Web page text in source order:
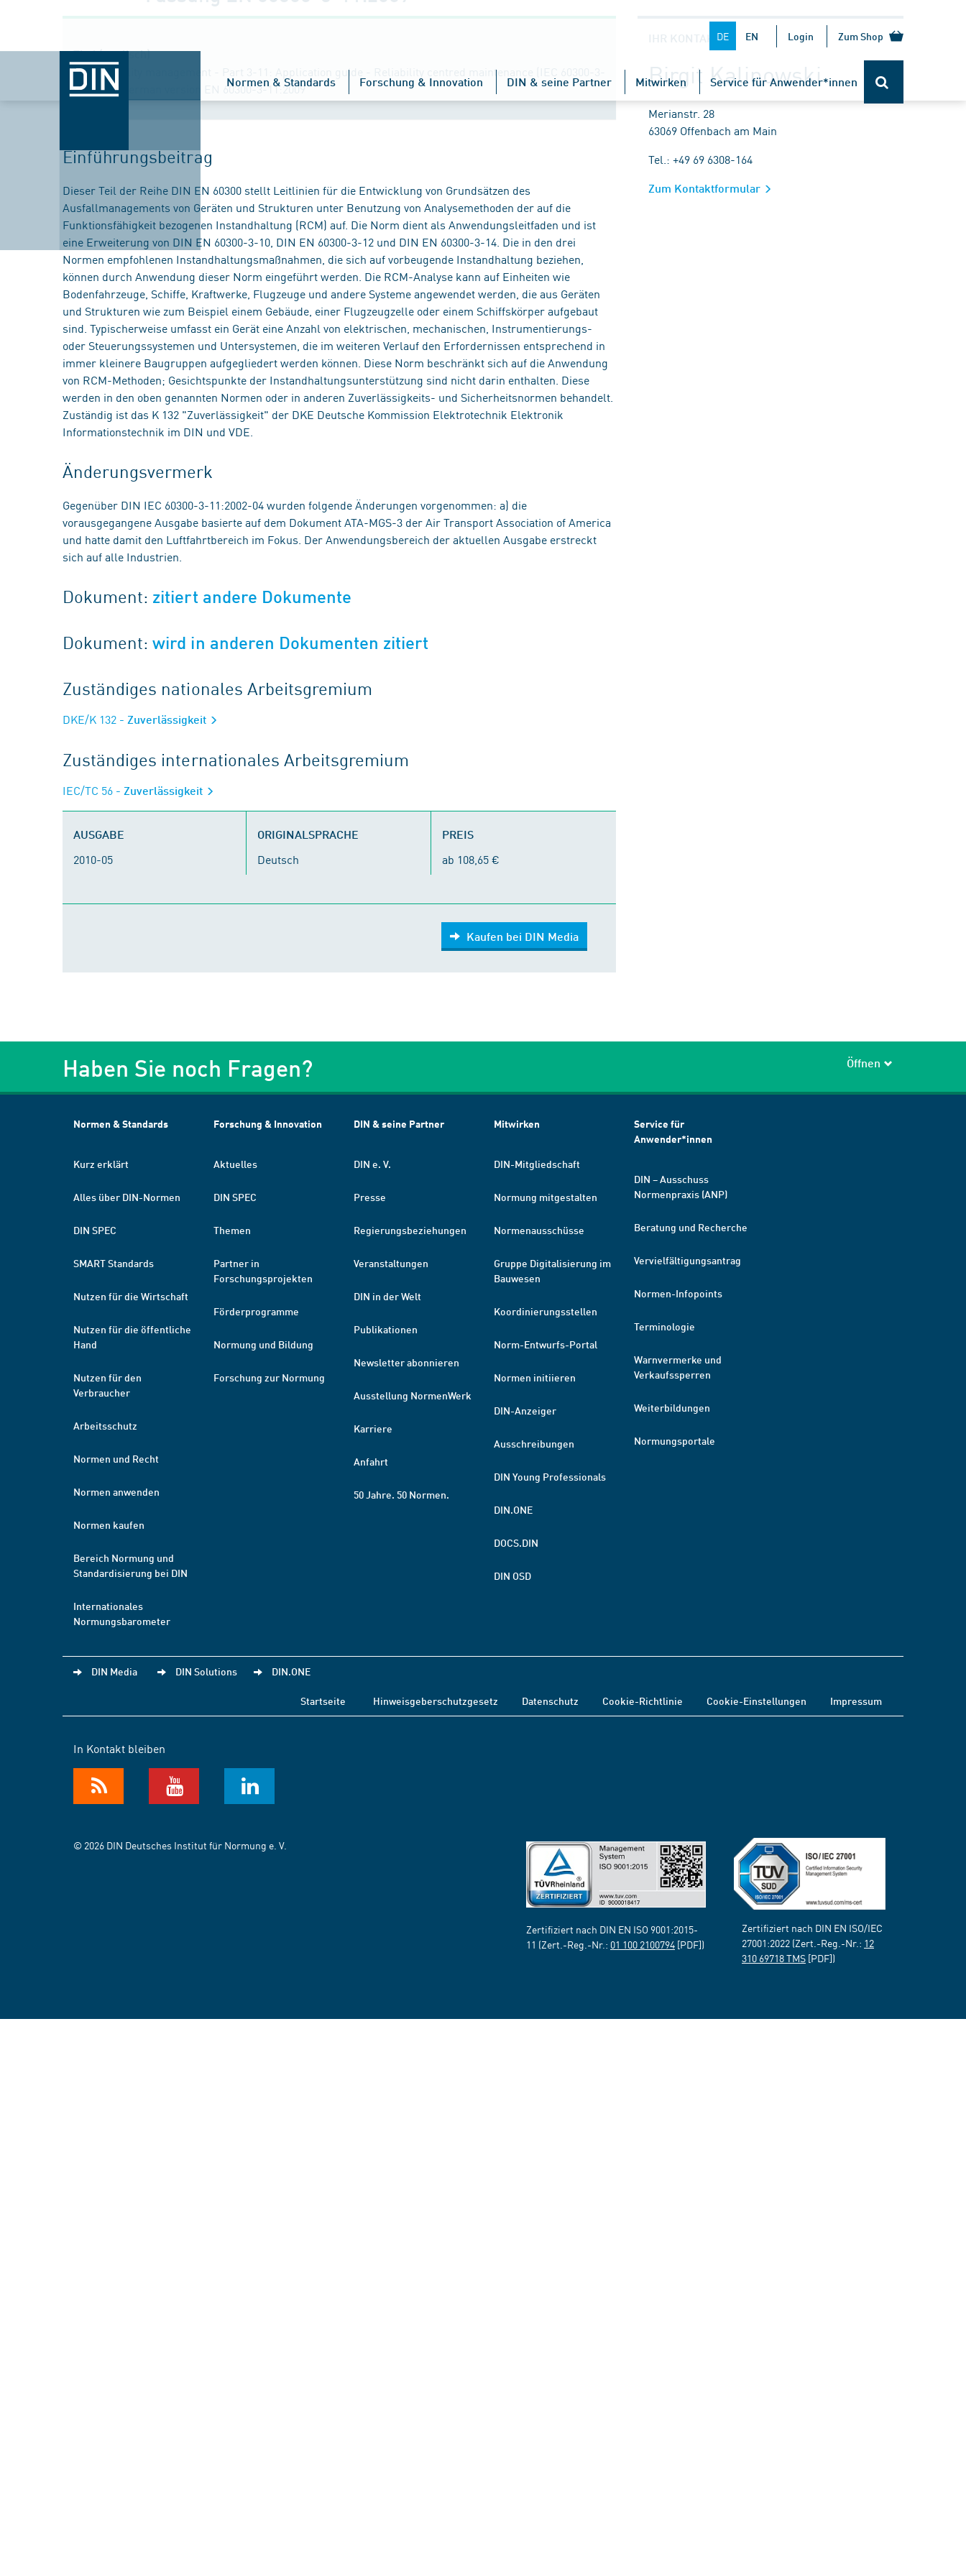
DE EN Login Zum Shop
Normen & Standards Forschung & Innovation DIN & seine Partner Mitwirken Service für Anwender*innen
Titel (englisch)
Dependability management - Part 3-11: Application guide - Reliability centred maintenance (IEC 60300-3-
11:2009); German version EN 60300-3-11:2009
Einführungsbeitrag
Dieser Teil der Reihe DIN EN 60300 stellt Leitlinien für die Entwicklung von Grundsätzen des
Ausfallmanagements von Geräten und Strukturen unter Benutzung von Analysemethoden der auf die
Funktionsfähigkeit bezogenen Instandhaltung (RCM) auf. Die Norm dient als Anwendungsleitfaden und ist
eine Erweiterung von DIN EN 60300-3-10, DIN EN 60300-3-12 und DIN EN 60300-3-14. Die in den drei
Normen empfohlenen Instandhaltungsmaßnahmen, die sich auf vorbeugende Instandhaltung beziehen,
können durch Anwendung dieser Norm eingeführt werden. Die RCM-Analyse kann auf Einheiten wie
Bodenfahrzeuge, Schiffe, Kraftwerke, Flugzeuge und andere Systeme angewendet werden, die aus Geräten
und Strukturen wie zum Beispiel einem Gebäude, einer Flugzeugzelle oder einem Schiffskörper aufgebaut
sind. Typischerweise umfasst ein Gerät eine Anzahl von elektrischen, mechanischen, Instrumentierungs-
oder Steuerungssystemen und Untersystemen, die im weiteren Verlauf den Erfordernissen entsprechend in
immer kleinere Baugruppen aufgegliedert werden können. Diese Norm beschränkt sich auf die Anwendung
von RCM-Methoden; Gesichtspunkte der Instandhaltungsunterstützung sind nicht darin enthalten. Diese
werden in den oben genannten Normen oder in anderen Zuverlässigkeits- und Sicherheitsnormen behandelt.
Zuständig ist das K 132 "Zuverlässigkeit" der DKE Deutsche Kommission Elektrotechnik Elektronik
Informationstechnik im DIN und VDE.
Änderungsvermerk
Gegenüber DIN IEC 60300-3-11:2002-04 wurden folgende Änderungen vorgenommen: a) die
vorausgegangene Ausgabe basierte auf dem Dokument ATA-MGS-3 der Air Transport Association of America
und hatte damit den Luftfahrtbereich im Fokus. Der Anwendungsbereich der aktuellen Ausgabe erstreckt
sich auf alle Industrien.
Dokument: zitiert andere Dokumente
Dokument:wird in anderen Dokumenten zitiert
Zuständiges nationales Arbeitsgremium
DKE/K 132 - Zuverlässigkeit
Zuständiges internationales Arbeitsgremium
IEC/TC 56 - Zuverlässigkeit
AUSGABE
2010-05
ORIGINALSPRACHE
Deutsch
PREIS
ab 108,65 €
Kaufen bei DIN Media
IHR KONTAKT
Birgit Kalinowski
Merianstr. 28
63069 Offenbach am Main
Tel.: +49 69 6308-164
Zum Kontaktformular
Haben Sie noch Fragen? Öffnen
Normen & Standards
Kurz erklärt
Alles über DIN-Normen
DIN SPEC
SMART Standards
Nutzen für die Wirtschaft
Nutzen für die öffentliche
Hand
Nutzen für den
Verbraucher
Arbeitsschutz
Normen und Recht
Normen anwenden
Normen kaufen
Bereich Normung und
Standardisierung bei DIN
Internationales
Normungsbarometer
Forschung & Innovation
Aktuelles
DIN SPEC
Themen
Partner in
Forschungsprojekten
Förderprogramme
Normung und Bildung
Forschung zur Normung
DIN & seine Partner
DIN e. V.
Presse
Regierungsbeziehungen
Veranstaltungen
DIN in der Welt
Publikationen
Newsletter abonnieren
Ausstellung NormenWerk
Karriere
Anfahrt
50 Jahre. 50 Normen.
Mitwirken
DIN-Mitgliedschaft
Normung mitgestalten
Normenausschüsse
Gruppe Digitalisierung im
Bauwesen
Koordinierungsstellen
Norm-Entwurfs-Portal
Normen initiieren
DIN-Anzeiger
Ausschreibungen
DIN Young Professionals
DIN.ONE
DOCS.DIN
DIN OSD
Service für
Anwender*innen
DIN – Ausschuss
Normenpraxis (ANP)
Beratung und Recherche
Vervielfältigungsantrag
Normen-Infopoints
Terminologie
Warnvermerke und
Verkaufssperren
Weiterbildungen
Normungsportale
DIN Media DIN Solutions DIN.ONE
Startseite Hinweisgeberschutzgesetz Datenschutz Cookie-Richtlinie Cookie-Einstellungen Impressum
In Kontakt bleiben
© 2026 DIN Deutsches Institut für Normung e. V.
Zertifiziert nach DIN EN ISO 9001:2015-
11 (Zert.-Reg.-Nr.: 01 100 2100794 [PDF])
Zertifiziert nach DIN EN ISO/IEC
27001:2022 (Zert.-Reg.-Nr.: 12
310 69718 TMS [PDF])